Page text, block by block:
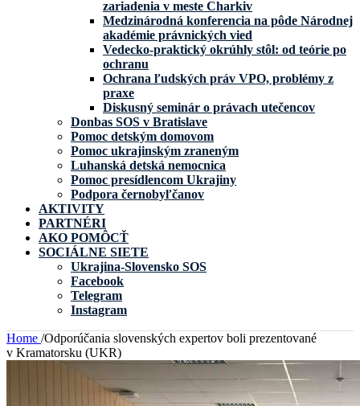
zariadenia v meste Charkiv
Medzinárodná konferencia na pôde Národnej
akadémie právnických vied
Vedecko-praktický okrúhly stôl: od teórie po
ochranu
Ochrana ľudských práv VPO, problémy z
praxe
Diskusný seminár o právach utečencov
Donbas SOS v Bratislave
Pomoc detským domovom
Pomoc ukrajinským zraneným
Luhanská detská nemocnica
Pomoc presídlencom Ukrajiny
Podpora černobyľčanov
AKTIVITY
PARTNÉRI
AKO POMÔCŤ
SOCIÁLNE SIETE
Ukrajina-Slovensko SOS
Facebook
Telegram
Instagram
Home /Odporúčania slovenských expertov boli prezentované
v Kramatorsku (UKR)